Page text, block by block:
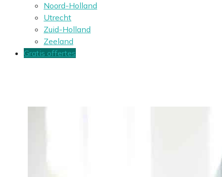
Noord-Holland
Utrecht
Zuid-Holland
Zeeland
Gratis offertes